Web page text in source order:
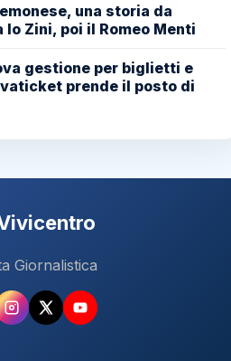
una storia da
Zini, poi il Romeo Menti
gestione per biglietti e
prende il posto di
Giornalistica